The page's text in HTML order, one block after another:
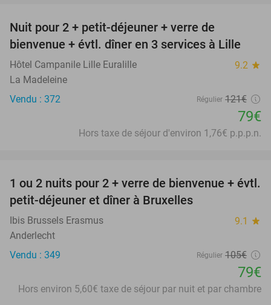
Nuit pour 2 + petit-déjeuner + verre de
bienvenue + évtl. dîner en 3 services à Lille
Hôtel Campanile Lille Euralille 9.2 star
La Madeleine
Vendu : 372
Régulier 121€
79€
Hors taxe de séjour d'environ 1,76€ p.p.p.n.
25%
1 ou 2 nuits pour 2 + verre de bienvenue + évtl.
petit-déjeuner et dîner à Bruxelles
Ibis Brussels Erasmus 9.1 star
Anderlecht
Vendu : 349
Régulier 105€
79€
Hors environ 5,60€ taxe de séjour par nuit et par chambre